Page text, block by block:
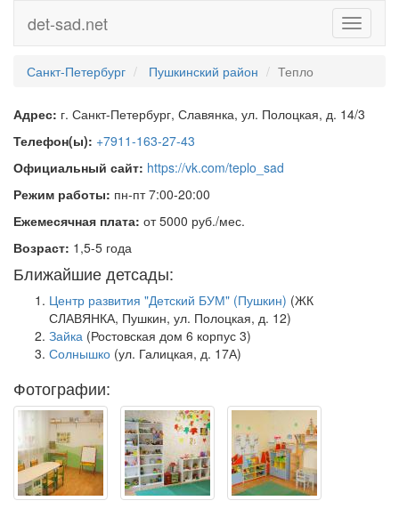
Toggle
det-sad.net
Санкт-Петербург Пушкинский район Тепло
Адрес: г. Санкт-Петербург, Славянка, ул. Полоцкая, д. 14/3
Телефон(ы): +7911-163-27-43
Официальный сайт: https://vk.com/teplo_sad
Режим работы: пн-пт 7:00-20:00
Ежемесячная плата: от 5000 руб./мес.
Возраст: 1,5-5 года
Ближайшие детсады:
Центр развития "Детский БУМ" (Пушкин) (ЖК
СЛАВЯНКА, Пушкин, ул. Полоцкая, д. 12)
Зайка (Ростовская дом 6 корпус 3)
Солнышко (ул. Галицкая, д. 17А)
Фотографии: